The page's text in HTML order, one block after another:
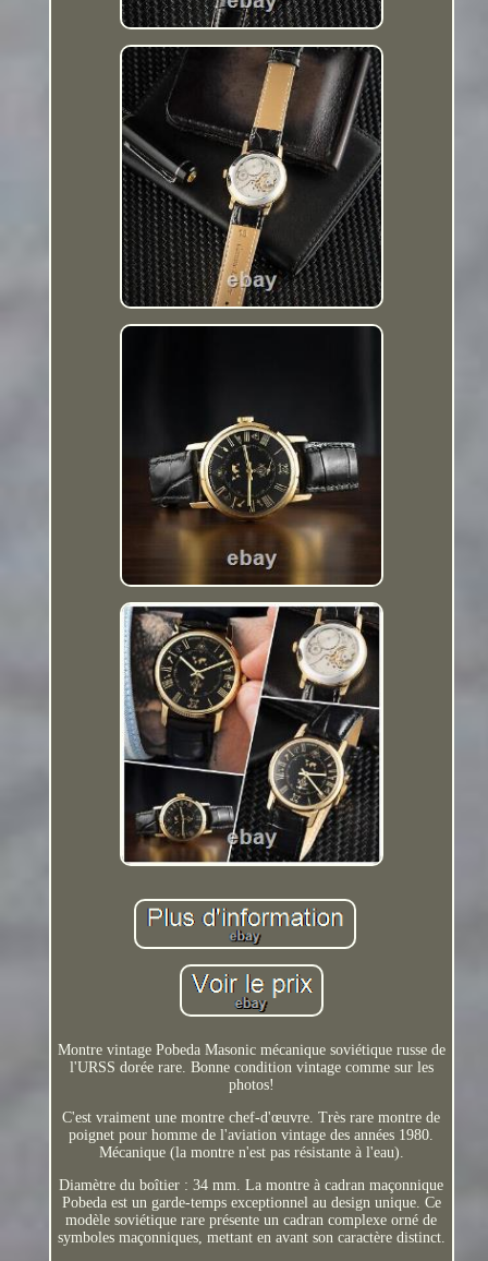
Montre vintage Pobeda Masonic mécanique soviétique russe de
l'URSS dorée rare. Bonne condition vintage comme sur les
photos!
C'est vraiment une montre chef-d'œuvre. Très rare montre de
poignet pour homme de l'aviation vintage des années 1980.
Mécanique (la montre n'est pas résistante à l'eau).
Diamètre du boîtier : 34 mm. La montre à cadran maçonnique
Pobeda est un garde-temps exceptionnel au design unique. Ce
modèle soviétique rare présente un cadran complexe orné de
symboles maçonniques, mettant en avant son caractère distinct.